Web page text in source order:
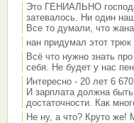
Это ГЕНИАЛЬНО
затевалось. Ни один
Все то думали, что жана
нан придумал этот трюк
Всё что нужно знать
себя. Не будет у нас
Интересно - 20 лет 6
И зарплата должна
достаточности. Как
Не ну, а что? Круто же!